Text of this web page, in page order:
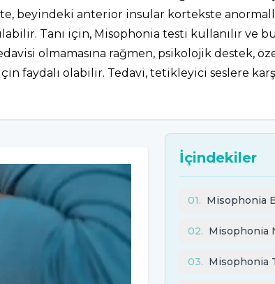
beyindeki anterior insular kortekste
Tanı için, Misophonia testi kullanılır ve
olmamasına rağmen, psikolojik destek,
faydalı olabilir. Tedavi, tetikleyici seslere
İçindekiler
01. Misophonia
02. Misophonia
03. Misophonia